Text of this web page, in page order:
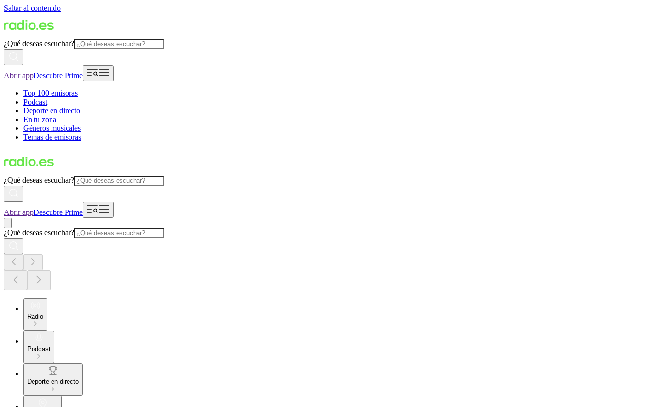
Saltar al contenido
¿Qué deseas escuchar?
Abrir appDescubre Prime
Top 100 emisoras
Podcast
Deporte en directo
En tu zona
Géneros musicales
Temas de emisoras
¿Qué deseas escuchar?
Abrir appDescubre Prime
¿Qué deseas escuchar?
Radio
Podcast
Deporte en directo